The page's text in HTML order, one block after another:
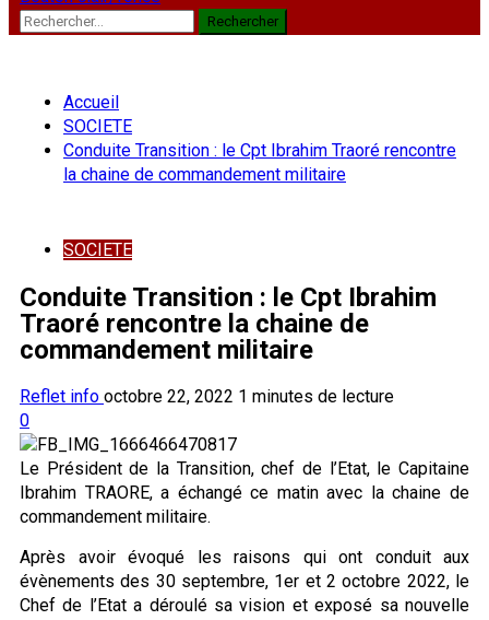
Rechercher :
Accueil
SOCIETE
Conduite Transition : le Cpt Ibrahim Traoré rencontre
la chaine de commandement militaire
SOCIETE
Conduite Transition : le Cpt Ibrahim
Traoré rencontre la chaine de
commandement militaire
Reflet info octobre 22, 2022 1 minutes de lecture
0
Le Président de la Transition, chef de l’Etat, le Capitaine
Ibrahim TRAORE, a échangé ce matin avec la chaine de
commandement militaire.
Après avoir évoqué les raisons qui ont conduit aux
évènements des 30 septembre, 1er et 2 octobre 2022, le
Chef de l’Etat a déroulé sa vision et exposé sa nouvelle